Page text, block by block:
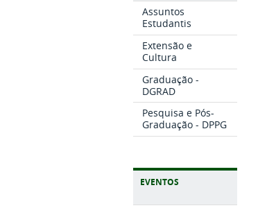
Assuntos
Estudantis
Extensão e
Cultura
Graduação -
DGRAD
Pesquisa e Pós-
Graduação - DPPG
EVENTOS